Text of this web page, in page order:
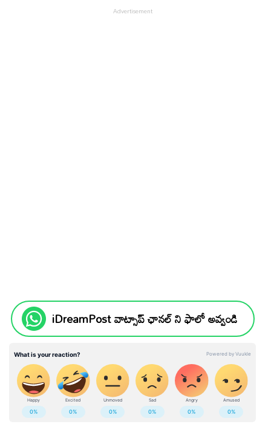
iDreamPost వాట్సాప్ ఛానల్ ని ఫాలో అవ్వండి